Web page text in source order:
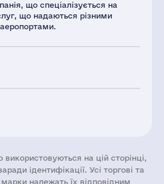
що спеціалізується на
що надаються різними
на цій сторінці,
ідентифікації. Усі торгові та
марки належать їх відповідним